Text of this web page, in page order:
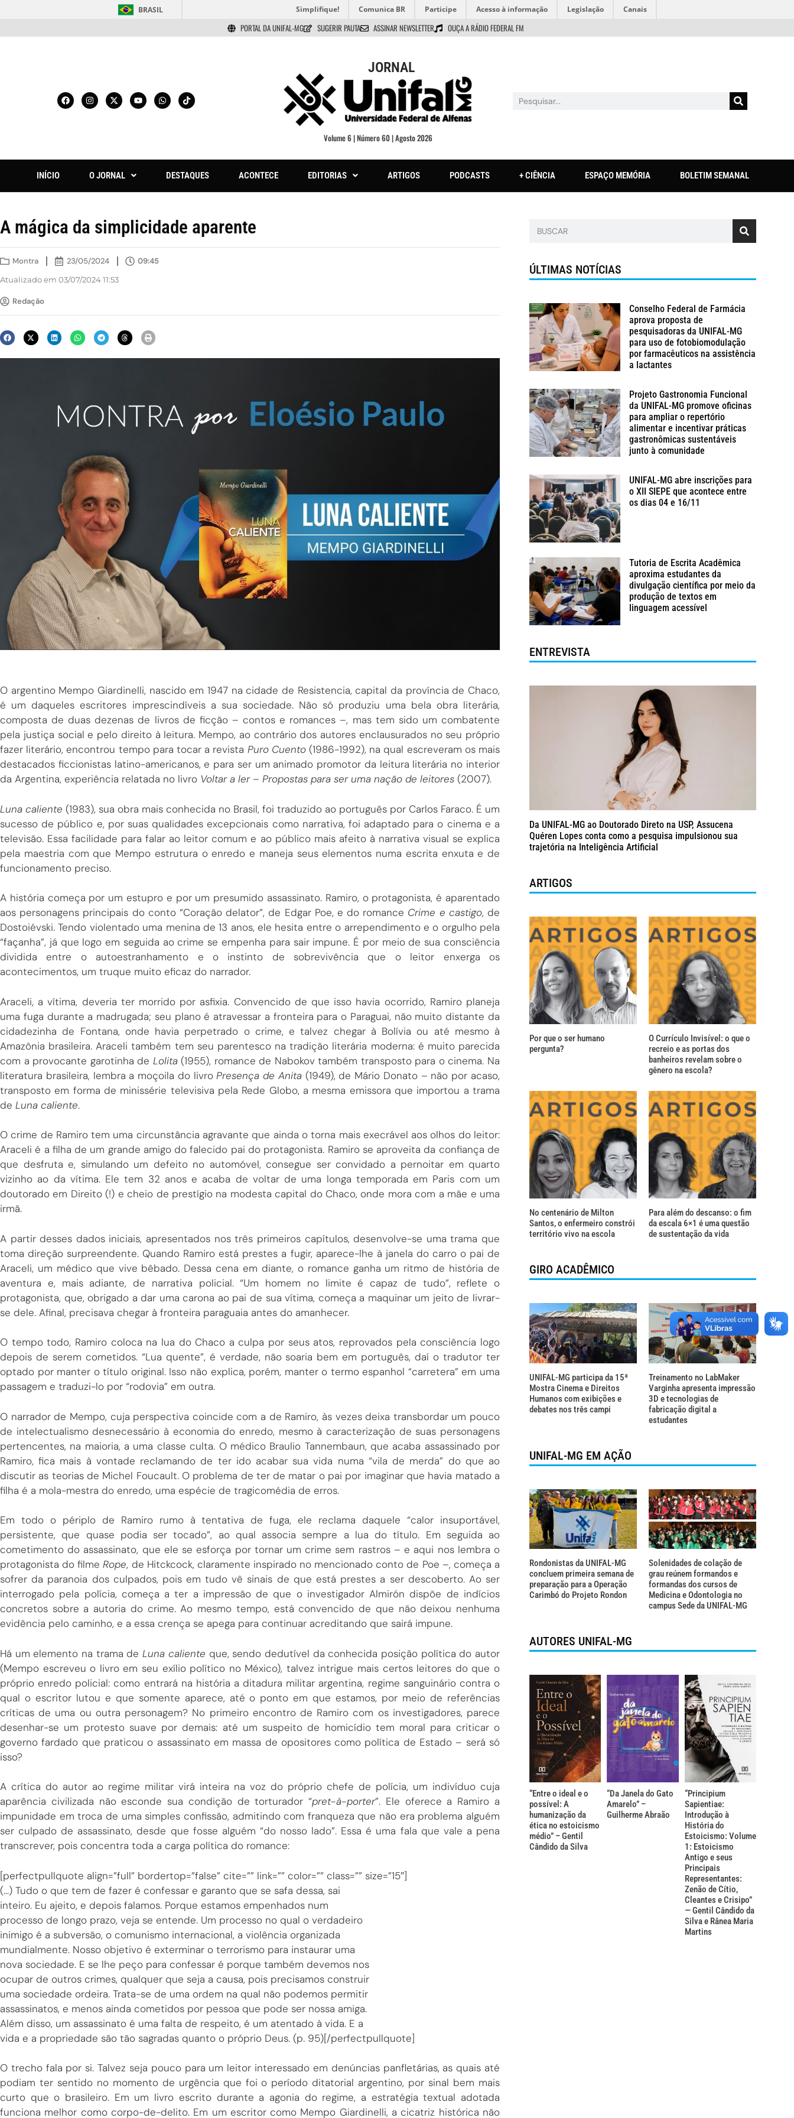
BRASIL Simplifique! Comunica BR Participe Acesso à informação Legislação Canais
PORTAL DA UNIFAL-MG SUGERIR PAUTA ASSINAR NEWSLETTER OUÇA A RÁDIO FEDERAL FM
JORNAL
Volume 6 | Número 60 | Agosto 2026
INÍCIO O JORNAL DESTAQUES ACONTECE EDITORIAS ARTIGOS PODCASTS + CIÊNCIA ESPAÇO MEMÓRIA BOLETIM SEMANAL
A mágica da simplicidade aparente
Montra 23/05/2024 09:45
Atualizado em 03/07/2024 11:53
Redação
O argentino Mempo Giardinelli, nascido em 1947 na cidade de Resistencia, capital da província de Chaco,
é um daqueles escritores imprescindíveis a sua sociedade. Não só produziu uma bela obra literária,
composta de duas dezenas de livros de ficção – contos e romances –, mas tem sido um combatente
pela justiça social e pelo direito à leitura. Mempo, ao contrário dos autores enclausurados no seu próprio
fazer literário, encontrou tempo para tocar a revista Puro Cuento(1986-1992), na qual escreveram os mais
destacados ficcionistas latino-americanos, e para ser um animado promotor da leitura literária no interior
da Argentina, experiência relatada no livro Voltar a ler – Propostas para ser uma nação de leitores (2007).
Luna caliente (1983), sua obra mais conhecida no Brasil, foi traduzido ao português por Carlos Faraco. É um
sucesso de público e, por suas qualidades excepcionais como narrativa, foi adaptado para o cinema e a
televisão. Essa facilidade para falar ao leitor comum e ao público mais afeito à narrativa visual se explica
pela maestria com que Mempo estrutura o enredo e maneja seus elementos numa escrita enxuta e de
funcionamento preciso.
A história começa por um estupro e por um presumido assassinato. Ramiro, o protagonista, é aparentado
aos personagens principais do conto “Coração delator”, de Edgar Poe, e do romance Crime e castigo, de
Dostoiévski. Tendo violentado uma menina de 13 anos, ele hesita entre o arrependimento e o orgulho pela
“façanha”, já que logo em seguida ao crime se empenha para sair impune. É por meio de sua consciência
dividida entre o autoestranhamento e o instinto de sobrevivência que o leitor enxerga os
acontecimentos, um truque muito eficaz do narrador.
Araceli, a vítima, deveria ter morrido por asfixia. Convencido de que isso havia ocorrido, Ramiro planeja
uma fuga durante a madrugada; seu plano é atravessar a fronteira para o Paraguai, não muito distante da
cidadezinha de Fontana, onde havia perpetrado o crime, e talvez chegar à Bolívia ou até mesmo à
Amazônia brasileira. Araceli também tem seu parentesco na tradição literária moderna: é muito parecida
com a provocante garotinha de Lolita(1955), romance de Nabokov também transposto para o cinema. Na
literatura brasileira, lembra a moçoila do livroPresença de Anita(1949), de Mário Donato – não por acaso,
transposto em forma de minissérie televisiva pela Rede Globo, a mesma emissora que importou a trama
de Luna caliente.
O crime de Ramiro tem uma circunstância agravante que ainda o torna mais execrável aos olhos do leitor:
Araceli é a filha de um grande amigo do falecido pai do protagonista. Ramiro se aproveita da confiança de
que desfruta e, simulando um defeito no automóvel, consegue ser convidado a pernoitar em quarto
vizinho ao da vítima. Ele tem 32 anos e acaba de voltar de uma longa temporada em Paris com um
doutorado em Direito (!) e cheio de prestígio na modesta capital do Chaco, onde mora com a mãe e uma
irmã.
A partir desses dados iniciais, apresentados nos três primeiros capítulos, desenvolve-se uma trama que
toma direção surpreendente. Quando Ramiro está prestes a fugir, aparece-lhe à janela do carro o pai de
Araceli, um médico que vive bêbado. Dessa cena em diante, o romance ganha um ritmo de história de
aventura e, mais adiante, de narrativa policial. “Um homem no limite é capaz de tudo”, reflete o
protagonista, que, obrigado a dar uma carona ao pai de sua vítima, começa a maquinar um jeito de livrar-
se dele. Afinal, precisava chegar à fronteira paraguaia antes do amanhecer.
O tempo todo, Ramiro coloca na lua do Chaco a culpa por seus atos, reprovados pela consciência logo
depois de serem cometidos. “Lua quente”, é verdade, não soaria bem em português, daí o tradutor ter
optado por manter o título original. Isso não explica, porém, manter o termo espanhol “carretera” em uma
passagem e traduzi-lo por “rodovia” em outra.
O narrador de Mempo, cuja perspectiva coincide com a de Ramiro, às vezes deixa transbordar um pouco
de intelectualismo desnecessário à economia do enredo, mesmo à caracterização de suas personagens
pertencentes, na maioria, a uma classe culta. O médico Braulio Tannembaun, que acaba assassinado por
Ramiro, fica mais à vontade reclamando de ter ido acabar sua vida numa “vila de merda” do que ao
discutir as teorias de Michel Foucault. O problema de ter de matar o pai por imaginar que havia matado a
filha é a mola-mestra do enredo, uma espécie de tragicomédia de erros.
Em todo o périplo de Ramiro rumo à tentativa de fuga, ele reclama daquele “calor insuportável,
persistente, que quase podia ser tocado”, ao qual associa sempre a lua do título. Em seguida ao
cometimento do assassinato, que ele se esforça por tornar um crime sem rastros – e aqui nos lembra o
protagonista do filmeRope, de Hitckcock, claramente inspirado no mencionado conto de Poe –, começa a
sofrer da paranoia dos culpados, pois em tudo vê sinais de que está prestes a ser descoberto. Ao ser
interrogado pela polícia, começa a ter a impressão de que o investigador Almirón dispõe de indícios
concretos sobre a autoria do crime. Ao mesmo tempo, está convencido de que não deixou nenhuma
evidência pelo caminho, e a essa crença se apega para continuar acreditando que sairá impune.
Há um elemento na trama deLuna caliente que, sendo dedutível da conhecida posição política do autor
(Mempo escreveu o livro em seu exílio político no México), talvez intrigue mais certos leitores do que o
próprio enredo policial: como entrará na história a ditadura militar argentina, regime sanguinário contra o
qual o escritor lutou e que somente aparece, até o ponto em que estamos, por meio de referências
críticas de uma ou outra personagem? No primeiro encontro de Ramiro com os investigadores, parece
desenhar-se um protesto suave por demais: até um suspeito de homicídio tem moral para criticar o
governo fardado que praticou o assassinato em massa de opositores como política de Estado – será só
isso?
A crítica do autor ao regime militar virá inteira na voz do próprio chefe de polícia, um indivíduo cuja
aparência civilizada não esconde sua condição de torturador “pret-à-porter”. Ele oferece a Ramiro a
impunidade em troca de uma simples confissão, admitindo com franqueza que não era problema alguém
ser culpado de assassinato, desde que fosse alguém “do nosso lado”. Essa é uma fala que vale a pena
transcrever, pois concentra toda a carga política do romance:
[perfectpullquote align=”full” bordertop=”false” cite=”” link=”” color=”” class=”” size=”15″]
(…) Tudo o que tem de fazer é confessar e garanto que se safa dessa, sai
inteiro. Eu ajeito, e depois falamos. Porque estamos empenhados num
processo de longo prazo, veja se entende. Um processo no qual o verdadeiro
inimigo é a subversão, o comunismo internacional, a violência organizada
mundialmente. Nosso objetivo é exterminar o terrorismo para instaurar uma
nova sociedade. E se lhe peço para confessar é porque também devemos nos
ocupar de outros crimes, qualquer que seja a causa, pois precisamos construir
uma sociedade ordeira. Trata-se de uma ordem na qual não podemos permitir
assassinatos, e menos ainda cometidos por pessoa que pode ser nossa amiga.
Além disso, um assassinato é uma falta de respeito, é um atentado à vida. E a
vida e a propriedade são tão sagradas quanto o próprio Deus. (p. 95)[/perfectpullquote]
O trecho fala por si. Talvez seja pouco para um leitor interessado em denúncias panfletárias, as quais até
podiam ter sentido no momento de urgência que foi o período ditatorial argentino, por sinal bem mais
curto que o brasileiro. Em um livro escrito durante a agonia do regime, a estratégia textual adotada
funciona melhor como corpo-de-delito. Em um escritor como Mempo Giardinelli, a cicatriz histórica não
ÚLTIMAS NOTÍCIAS
Conselho Federal de Farmácia
aprova proposta de
pesquisadoras da UNIFAL-MG
para uso de fotobiomodulação
por farmacêuticos na assistência
a lactantes
Projeto Gastronomia Funcional
da UNIFAL-MG promove oficinas
para ampliar o repertório
alimentar e incentivar práticas
gastronômicas sustentáveis
junto à comunidade
UNIFAL-MG abre inscrições para
o XII SIEPE que acontece entre
os dias 04 e 16/11
Tutoria de Escrita Acadêmica
aproxima estudantes da
divulgação científica por meio da
produção de textos em
linguagem acessível
ENTREVISTA
Da UNIFAL-MG ao Doutorado Direto na USP, Assucena
Quéren Lopes conta como a pesquisa impulsionou sua
trajetória na Inteligência Artificial
ARTIGOS
Por que o ser humano
pergunta?
O Currículo Invisível: o que o
recreio e as portas dos
banheiros revelam sobre o
gênero na escola?
No centenário de Milton
Santos, o enfermeiro constrói
território vivo na escola
Para além do descanso: o fim
da escala 6×1 é uma questão
de sustentação da vida
GIRO ACADÊMICO
UNIFAL-MG participa da 15ª
Mostra Cinema e Direitos
Humanos com exibições e
debates nos três campi
Treinamento no LabMaker
Varginha apresenta impressão
3D e tecnologias de
fabricação digital a
estudantes
UNIFAL-MG EM AÇÃO
Rondonistas da UNIFAL-MG
concluem primeira semana de
preparação para a Operação
Carimbó do Projeto Rondon
Solenidades de colação de
grau reúnem formandos e
formandas dos cursos de
Medicina e Odontologia no
campus Sede da UNIFAL-MG
AUTORES UNIFAL-MG
“Entre o ideal e o
possível: A
humanização da
ética no estoicismo
médio” – Gentil
Cândido da Silva
“Da Janela do Gato
Amarelo” –
Guilherme Abraão
“Principium
Sapientiae:
Introdução à
História do
Estoicismo: Volume
1: Estoicismo
Antigo e seus
Principais
Representantes:
Zenão de Cítio,
Cleantes e Crisipo”
— Gentil Cândido da
Silva e Rânea Maria
Martins